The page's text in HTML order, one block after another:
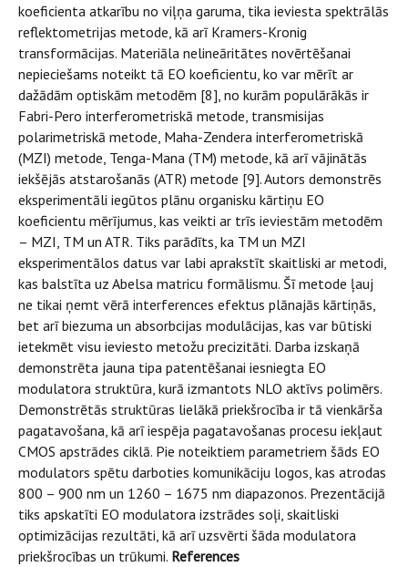
koeficienta atkarību no viļņa garuma, tika ieviesta spektrālās
reflektometrijas metode, kā arī Kramers-Kronig
transformācijas. Materiāla nelineāritātes novērtēšanai
nepieciešams noteikt tā EO koeficientu, ko var mērīt ar
dažādām optiskām metodēm [8], no kurām populārākās ir
Fabri-Pero interferometriskā metode, transmisijas
polarimetriskā metode, Maha-Zendera interferometriskā
(MZI) metode, Tenga-Mana (TM) metode, kā arī vājinātās
iekšējās atstarošanās (ATR) metode [9]. Autors demonstrēs
eksperimentāli iegūtos plānu organisku kārtiņu EO
koeficientu mērījumus, kas veikti ar trīs ieviestām metodēm
– MZI, TM un ATR. Tiks parādīts, ka TM un MZI
eksperimentālos datus var labi aprakstīt skaitliski ar metodi,
kas balstīta uz Abelsa matricu formālismu. Šī metode ļauj
ne tikai ņemt vērā interferences efektus plānajās kārtiņās,
bet arī biezuma un absorbcijas modulācijas, kas var būtiski
ietekmēt visu ieviesto metožu precizitāti. Darba izskaņā
demonstrēta jauna tipa patentēšanai iesniegta EO
modulatora struktūra, kurā izmantots NLO aktīvs polimērs.
Demonstrētās struktūras lielākā priekšrocība ir tā vienkārša
pagatavošana, kā arī iespēja pagatavošanas procesu iekļaut
CMOS apstrādes ciklā. Pie noteiktiem parametriem šāds EO
modulators spētu darboties komunikāciju logos, kas atrodas
800 – 900 nm un 1260 – 1675 nm diapazonos. Prezentācijā
tiks apskatīti EO modulatora izstrādes soļi, skaitliski
optimizācijas rezultāti, kā arī uzsvērti šāda modulatora
priekšrocības un trūkumi. References